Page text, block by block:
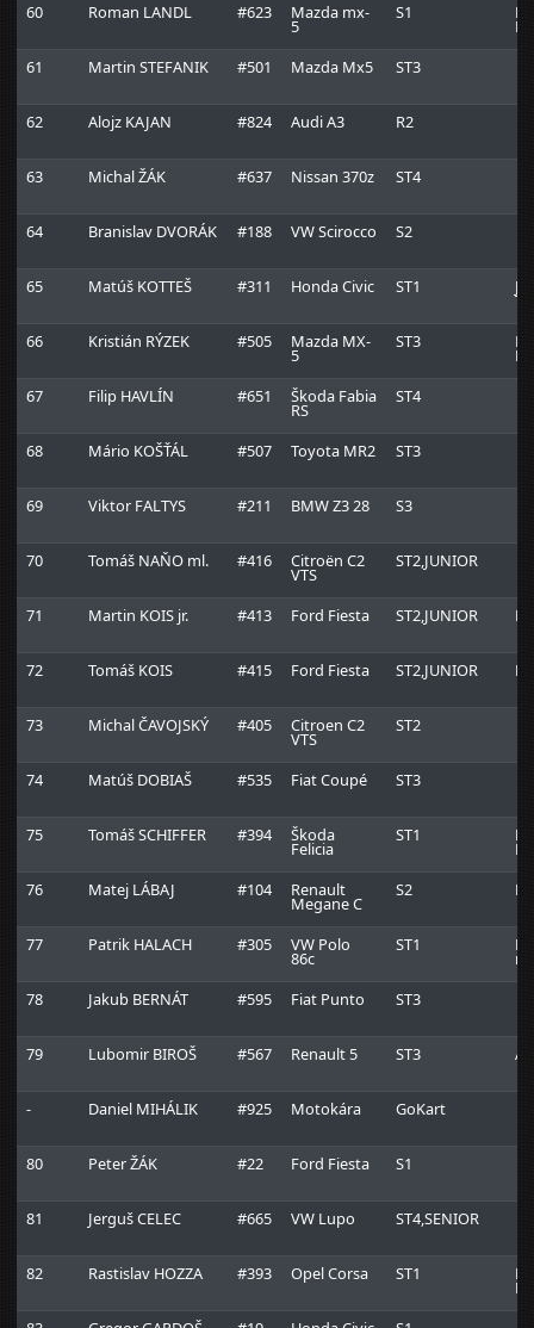
60
Roman LANDL #623 Mazda mx-
5
S1
61
Martin STEFANIK #501 Mazda Mx5 ST3
62 Alojz KAJAN #824 Audi A3 R2
63 Michal ŽÁK #637 Nissan 370z ST4
64 Branislav DVORÁK #188 VW Scirocco S2
65 Matúš KOTTEŠ #311 Honda Civic ST1
66
Kristián RÝZEK #505 Mazda MX-
5
ST3
67
Filip HAVLÍN #651 Škoda Fabia
RS
ST4
68 Mário KOŠŤÁL #507 Toyota MR2 ST3
69 Viktor FALTYS #211 BMW Z3 28 S3
70 Tomáš NAŇO ml. #416 Citroën C2
VTS
ST2,JUNIOR
71 Martin KOIS jr. #413 Ford Fiesta ST2,JUNIOR
72 Tomáš KOIS #415 Ford Fiesta ST2,JUNIOR
73 Michal ČAVOJSKÝ #405 Citroen C2
VTS
ST2
74 Matúš DOBIAŠ #535 Fiat Coupé ST3
75 Tomáš SCHIFFER #394 Škoda
Felicia
ST1
76
Matej LÁBAJ #104 Renault
Megane C
S2
77 Patrik HALACH #305 VW Polo
86c
ST1
78
Jakub BERNÁT #595 Fiat Punto ST3
79 Lubomir BIROŠ #567 Renault 5 ST3
- Daniel MIHÁLIK #925 Motokára GoKart
80 Peter ŽÁK #22 Ford Fiesta S1
81 Jerguš CELEC #665 VW Lupo ST4,SENIOR
82 Rastislav HOZZA #393 Opel Corsa ST1